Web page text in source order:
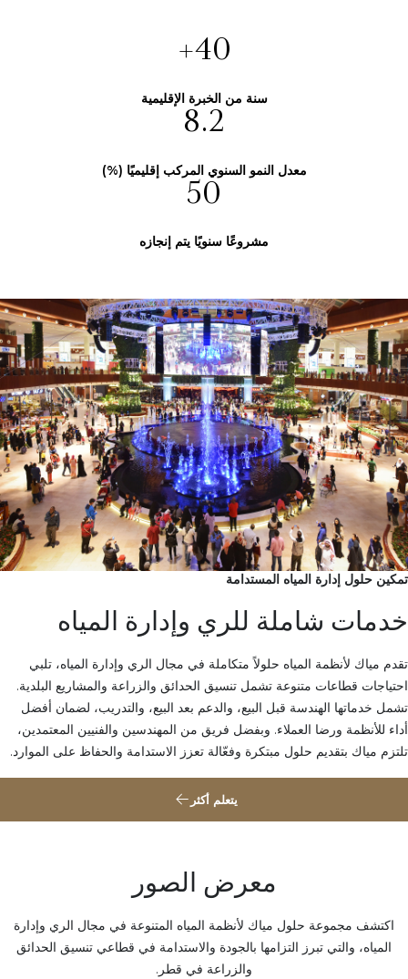
40
+
سنة من الخبرة الإقليمية
8.2
معدل النمو السنوي المركب إقليميًا (%)
50
مشروعًا سنويًا يتم إنجازه
تمكين حلول إدارة المياه المستدامة
خدمات شاملة للري وإدارة المياه
تقدم مياك لأنظمة المياه حلولاً متكاملة في مجال الري وإدارة المياه، تلبي
احتياجات قطاعات متنوعة تشمل تنسيق الحدائق والزراعة والمشاريع البلدية.
تشمل خدماتها الهندسة قبل البيع، والدعم بعد البيع، والتدريب، لضمان أفضل
أداء للأنظمة ورضا العملاء. وبفضل فريق من المهندسين والفنيين المعتمدين،
تلتزم مياك بتقديم حلول مبتكرة وفعّالة تعزز الاستدامة والحفاظ على الموارد.
يتعلم أكثر
معرض الصور
اكتشف مجموعة حلول مياك لأنظمة المياه المتنوعة في مجال الري وإدارة
المياه، والتي تبرز التزامها بالجودة والاستدامة في قطاعي تنسيق الحدائق
والزراعة في قطر.